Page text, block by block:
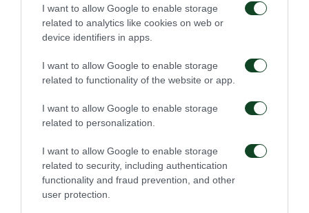
I want to allow Google to enable storage
related to analytics like cookies on web or
device identifiers in apps.
I want to allow Google to enable storage
related to functionality of the website or app.
I want to allow Google to enable storage
related to personalization.
I want to allow Google to enable storage
related to security, including authentication
functionality and fraud prevention, and other
user protection.
γραμμή. Ωστόσο, θεωρώ ότι μπορώ να αποδώσω
καλά και στην άμυνα. Νιώθω ότι έχω ωριμάσει
καταφέρει να βελτιώσω πολύ την αντίληψή μου, την
προσαρμογή μου στις εκάστοτε συνθήκες, είτε ως
δυνατά μου στοιχεία».